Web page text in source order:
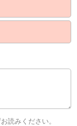
読みください。